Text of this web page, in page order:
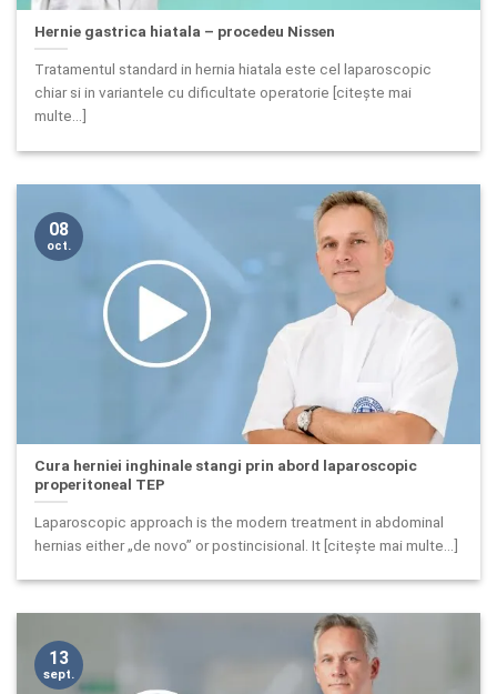
Hernie gastrica hiatala – procedeu Nissen
Tratamentul standard in hernia hiatala este cel laparoscopic
chiar si in variantele cu dificultate operatorie [citește mai
multe...]
Cura herniei inghinale stangi prin abord laparoscopic
properitoneal TEP
Laparoscopic approach is the modern treatment in abdominal
hernias either „de novo” or postincisional. It [citește mai multe...]
08
oct.
13
sept.